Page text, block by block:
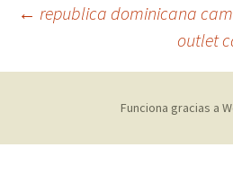
de
entradas
← republica dominicana
outlet
Funciona gracias a